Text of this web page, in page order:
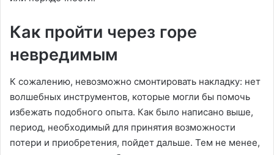
Как пройти через горе
невредимым
К сожалению, невозможно смонтировать накладку: нет
волшебных инструментов, которые могли бы помочь
избежать подобного опыта. Как было написано выше,
период, необходимый для принятия возможности
потери и приобретения, пойдет дальше. Тем не менее,